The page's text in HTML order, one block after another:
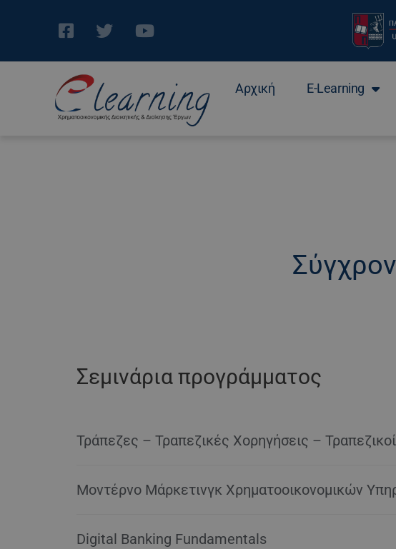
Αρχική E-Learning
Σεμινάρια προγράμματος
Τράπεζες – Τραπεζικές Χορηγήσεις –
Μοντέρνο Μάρκετινγκ Χρηματοοικονομικών
Digital Banking Fundamentals